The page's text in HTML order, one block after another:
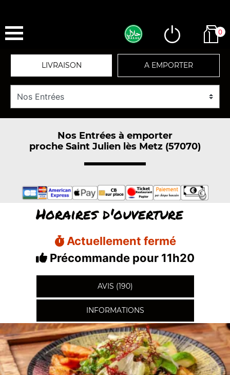
0
LIVRAISON A EMPORTER
Nos Entrées à emporter
proche Saint Julien lès Metz (57070)
Horaires d'ouverture
Actuellement fermé
Précommande pour 11h20
AVIS (190)
INFORMATIONS